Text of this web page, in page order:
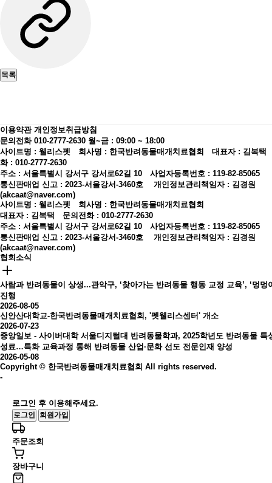
목록
이용약관 개인정보취급방침
문의전화 010-2777-2630 월~금 : 09:00 ~ 18:00
사이트명 : 웰리스펫 회사명 : 한국반려동물매개치료협회 대표자 : 김복
화 : 010-2777-2630
주소 : 서울특별시 강서구 강서로62길 10 사업자등록번호 : 119-82-85065
통신판매업 신고 : 2023-서울강서-3460호 개인정보관리책임자 : 김경원
(akcaat@naver.com)
사이트명 : 웰리스펫 회사명 : 한국반려동물매개치료협회
대표자 : 김복택 문의전화 : 010-2777-2630
주소 : 서울특별시 강서구 강서로62길 10 사업자등록번호 : 119-82-85065
통신판매업 신고 : 2023-서울강서-3460호 개인정보관리책임자 : 김경원
(akcaat@naver.com)
협회소식
사람과 반려동물이 상생...관악구, ‘찾아가는 반려동물 행동 교정 교육’, ‘멍멍
진행
2026-08-05
신안산대학교-한국반려동물매개치료협회, '펫웰리스센터' 개소
2026-07-23
중앙일보 - 사이버대학 서울디지털대 반려동물학과, 2025학년도 반려동물 특
성료…특화 교육과정 통해 반려동물 산업·문화 선도 전문인재 양성
2026-05-08
Copyright © 한국반려동물매개치료협회 All rights reserved.
-
로그인 후 이용해주세요.
로그인 회원가입
주문조회
장바구니